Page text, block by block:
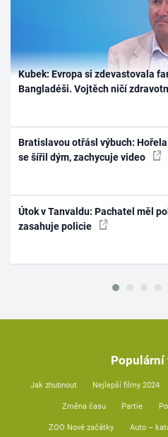
Kubek: Evropa si zdevastovala
Bangladéši. Vojtěch ničí
Bratislavou otřásl výbuch:
se šířil dým, zachycuje video
Útok v Tanvaldu: Pachatel měl
zasahuje policie
Populární
Jak zhubnout Nejlepší filmy 2024
Změna času Partie
ZOO Nové začátky Auto –